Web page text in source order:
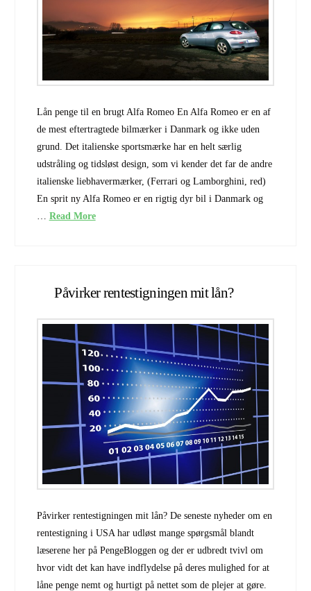
Lån penge til en brugt Alfa Romeo En Alfa Romeo er en af
de mest eftertragtede bilmærker i Danmark og ikke uden
grund. Det italienske sportsmærke har en helt særlig
udstråling og tidsløst design, som vi kender det far de andre
italienske liebhavermærker, (Ferrari og Lamborghini, red)
En sprit ny Alfa Romeo er en rigtig dyr bil i Danmark og
Read More
Påvirker rentestigningen mit lån?
Påvirker rentestigningen mit lån? De seneste nyheder om en
rentestigning i USA har udløst mange spørgsmål blandt
læserene her på PengeBloggen og der er udbredt tvivl om
hvor vidt det kan have indflydelse på deres mulighed for at
låne penge nemt og hurtigt på nettet som de plejer at gøre.